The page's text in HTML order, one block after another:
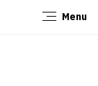
Menu
Sluiten